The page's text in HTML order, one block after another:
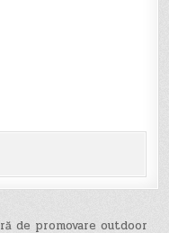
de promovare outdoor